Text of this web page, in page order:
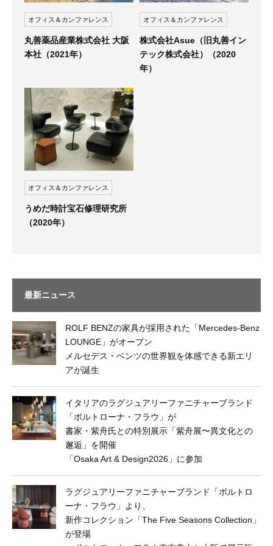
オフィス＆カンファレンス
丸善薬品産業株式会社 大阪
本社（2021年）
オフィス＆カンファレンス
株式会社Asue（旧丸善イン
テック株式会社）（2020
年）
オフィス＆カンファレンス
うめだ時計宝石修理研究所
（2020年）
最新ニュース
ROLF BENZの家具が採用された「Mercedes-Benz
LOUNGE」がオープン
メルセデス・ベンツの世界観を体感できる新エリ
アが誕生
イタリアのラグジュアリーファニチャーブランド
「ポルトローナ・フラウ」が
書家・紫舟氏との特別展示「紫舟展〜異文化との
邂逅」を開催
「Osaka Art & Design2026」に参加
ラグジュアリーファニチャーブランド「ポルトロ
ーナ・フラウ」より、
新作コレクション「The Five Seasons Collection」
が登場